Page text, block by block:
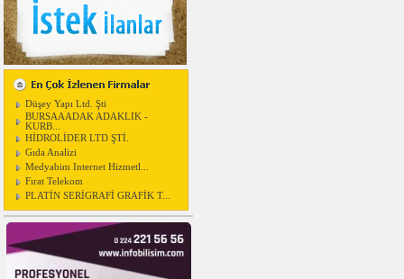
Düşey Yapı Ltd. Şti
BURSAAADAK ADAKLIK -
KURB...
HİDROLİDER LTD ŞTİ.
Gıda Analizi
Medyabim Internet Hizmetl...
Fırat Telekom
PLATİN SERİGRAFİ GRAFİK T...